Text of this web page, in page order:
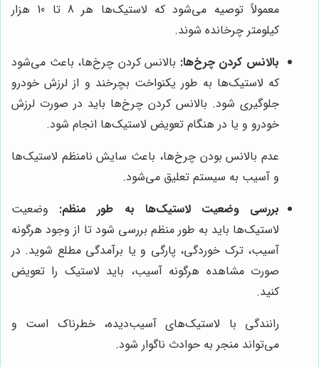
معمولاً توصیه می‌شود که لاستیک‌ها هر 8 تا 10 هزار
کیلومتر چرخانده شوند.
بالانس کردن چرخ‌ها: بالانس کردن چرخ‌ها، باعث می‌شود
که لاستیک‌ها به طور یکنواخت بچرخند و از لرزش خودرو
جلوگیری شود. بالانس کردن چرخ‌ها باید در صورت لرزش
خودرو و یا در هنگام تعویض لاستیک‌ها انجام شود.
عدم بالانس بودن چرخ‌ها، باعث سایش نامنظم لاستیک‌ها
و آسیب به سیستم تعلیق می‌شود.
بررسی وضعیت لاستیک‌ها به طور منظم: وضعیت
لاستیک‌ها باید به طور منظم بررسی شود تا از وجود هرگونه
آسیب، ترک خوردگی، پارگی و یا برآمدگی مطلع شوید. در
صورت مشاهده هرگونه آسیب، باید لاستیک را تعویض
کنید.
رانندگی با لاستیک‌های آسیب‌دیده، خطرناک است و
می‌تواند منجر به حوادث ناگوار شود.